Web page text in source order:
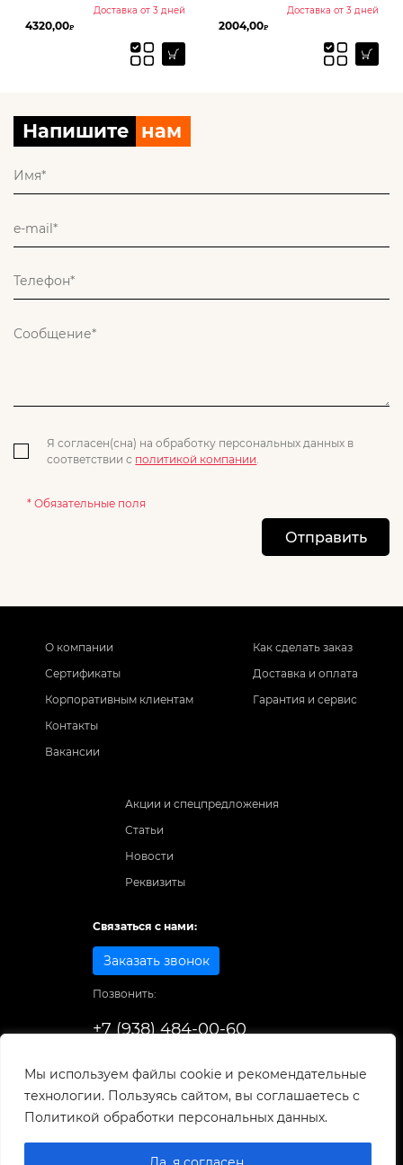
Мы используем файлы cookie и рекомендательные
технологии. Пользуясь сайтом, вы соглашаетесь с
Политикой обработки персональных данных.
Доставка от 3 дней
4320,00₽
Доставка от 3 дней
2004,00₽
Напишите нам
Я согласен(сна) на обработку персональных данных в
соответствии с политикой компании
* Обязательные поля
Отправить
О компании
Сертификаты
Корпоративным клиентам
Контакты
Вакансии
Как сделать заказ
Доставка и оплата
Гарантия и сервис
Акции и спецпредложения
Статьи
Новости
Реквизиты
Связаться с нами:
Заказать звонок
Позвонить:
+7 (938) 484-00-60
© 1998-2025